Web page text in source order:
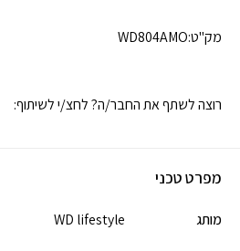
מק"ט:WD804AMO
מפרט טכני
מותג WD lifestyle
רוצה לשתף את החבר/ה? לחצ/י לשיתוף: